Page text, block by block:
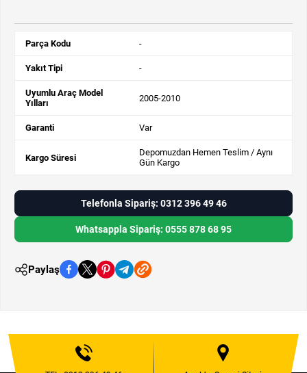
Parça Kodu -
Yakıt Tipi -
Uyumlu Araç Model
Yılları
2005-2010
Garanti Var
Kargo Süresi
Depomuzdan Hemen Teslim / Aynı
Gün Kargo
Telefonla Sipariş: 0312 396 49 46
Whatsappla Sipariş: 0555 878 68 95
Paylaş